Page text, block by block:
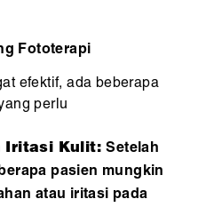
Fototerapi
efektif, ada beberapa
perlu
Iritasi Kulit:Setelah
pasien mungkin
atau iritasi pada